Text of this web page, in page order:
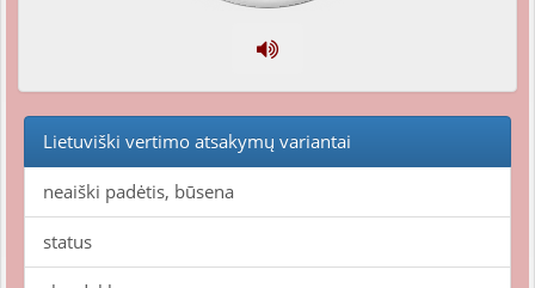
Lietuviški vertimo atsakymų variantai
neaiški padėtis, būsena
status